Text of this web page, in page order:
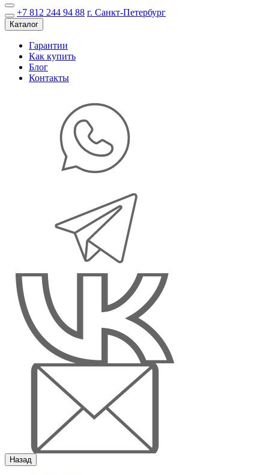
+7 812 244 94 88 г. Санкт-Петербург
Каталог
Гарантии
Как купить
Блог
Контакты
Назад